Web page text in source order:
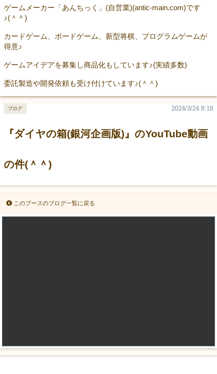
ゲームメーカー「あんちっく」(自営業)(antic-main.com)です
♪(＾＾)
カードゲーム、ボードゲーム、新型将棋、プログラムゲームが
得意♪
ゲームアイデアを募集し商品化もしています♪(実績多数)
委託製造や開発依頼も受け付けています♪(＾＾)
『ダイヤの箱(銀河企画版)』のYouTube動画
の件(＾＾)
2024/3/24 8:18
ブログ
このブースのブログ一覧に戻る